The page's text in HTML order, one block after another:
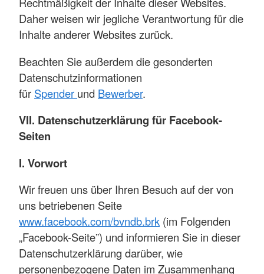
Daher weisen wir jegliche Verantwortung für die
Inhalte anderer Websites zurück.
Beachten Sie außerdem die gesonderten
Datenschutzinformationen
für Spender und Bewerber.
VII. Datenschutzerklärung für Facebook-
Seiten
I. Vorwort
Wir freuen uns über Ihren Besuch auf der von
uns betriebenen Seite
www.facebook.com/bvndb.brk (im Folgenden
„Facebook-Seite”) und informieren Sie in dieser
Datenschutzerklärung darüber, wie
personenbezogene Daten im Zusammenhang